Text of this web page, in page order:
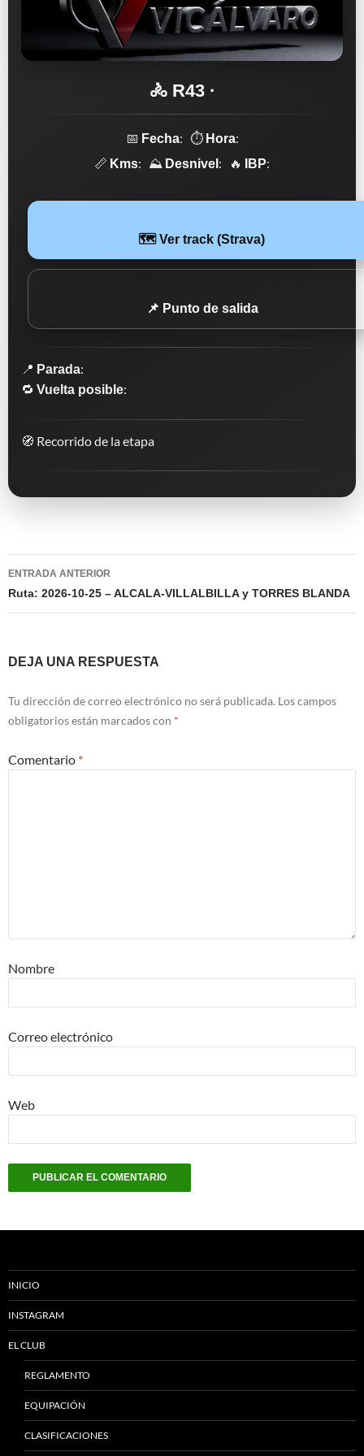
🚴 R43 ·
📅 Fecha: ⏱️ Hora:
📏 Kms: ⛰️ Desnivel : 🔥 IBP:
🗺️ Ver track (Strava)
📌 Punto de salida
📍 Parada:
🔁 Vuelta posible:
🧭 Recorrido de la etapa
Navegación
de
ENTRADA ANTERIOR
Ruta: 2026-10-25 – ALCALA-VILLALBILLA y TORRES BLANDA
DEJA UNA RESPUESTA
Tu dirección de correo electrónico no será publicada. Los campos
obligatorios están marcados con *
Comentario *
Nombre
Correo electrónico
Web
INICIO
INSTAGRAM
EL CLUB
REGLAMENTO
EQUIPACIÓN
CLASIFICACIONES